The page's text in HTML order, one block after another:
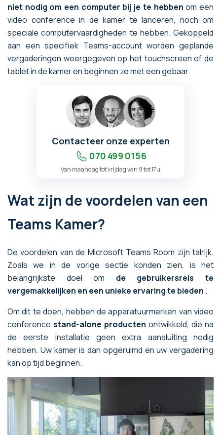
niet nodig om een computer bij je te hebben om een
video conference in de kamer te lanceren, noch om
speciale computervaardigheden te hebben. Gekoppeld
aan een specifiek Teams-account worden geplande
vergaderingen weergegeven op het touchscreen of de
tablet in de kamer en beginnen ze met een gebaar.
Contacteer onze experten
070 499 01 56
Van maandag tot vrijdag van 9 tot 17u
Wat zijn de voordelen van een
Teams Kamer?
De voordelen van de Microsoft Teams Room zijn talrijk.
Zoals we in de vorige sectie konden zien, is het
belangrijkste doel om de gebruikersreis te
vergemakkelijken en een unieke ervaring te bieden .
Om dit te doen, hebben de apparatuurmerken van video
conference stand-alone producten ontwikkeld, die na
de eerste installatie geen extra aansluiting nodig
hebben. Uw kamer is dan opgeruimd en uw vergadering
kan op tijd beginnen.